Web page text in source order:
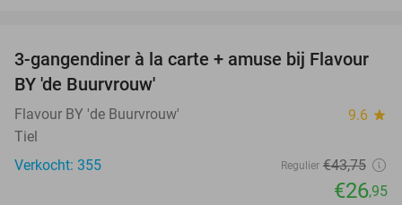
38%
3-gangendiner à la carte + amuse bij Flavour
BY 'de Buurvrouw'
Flavour BY 'de Buurvrouw' 9.6 star
Tiel
Verkocht: 355
Regulier €43,75
€26,95